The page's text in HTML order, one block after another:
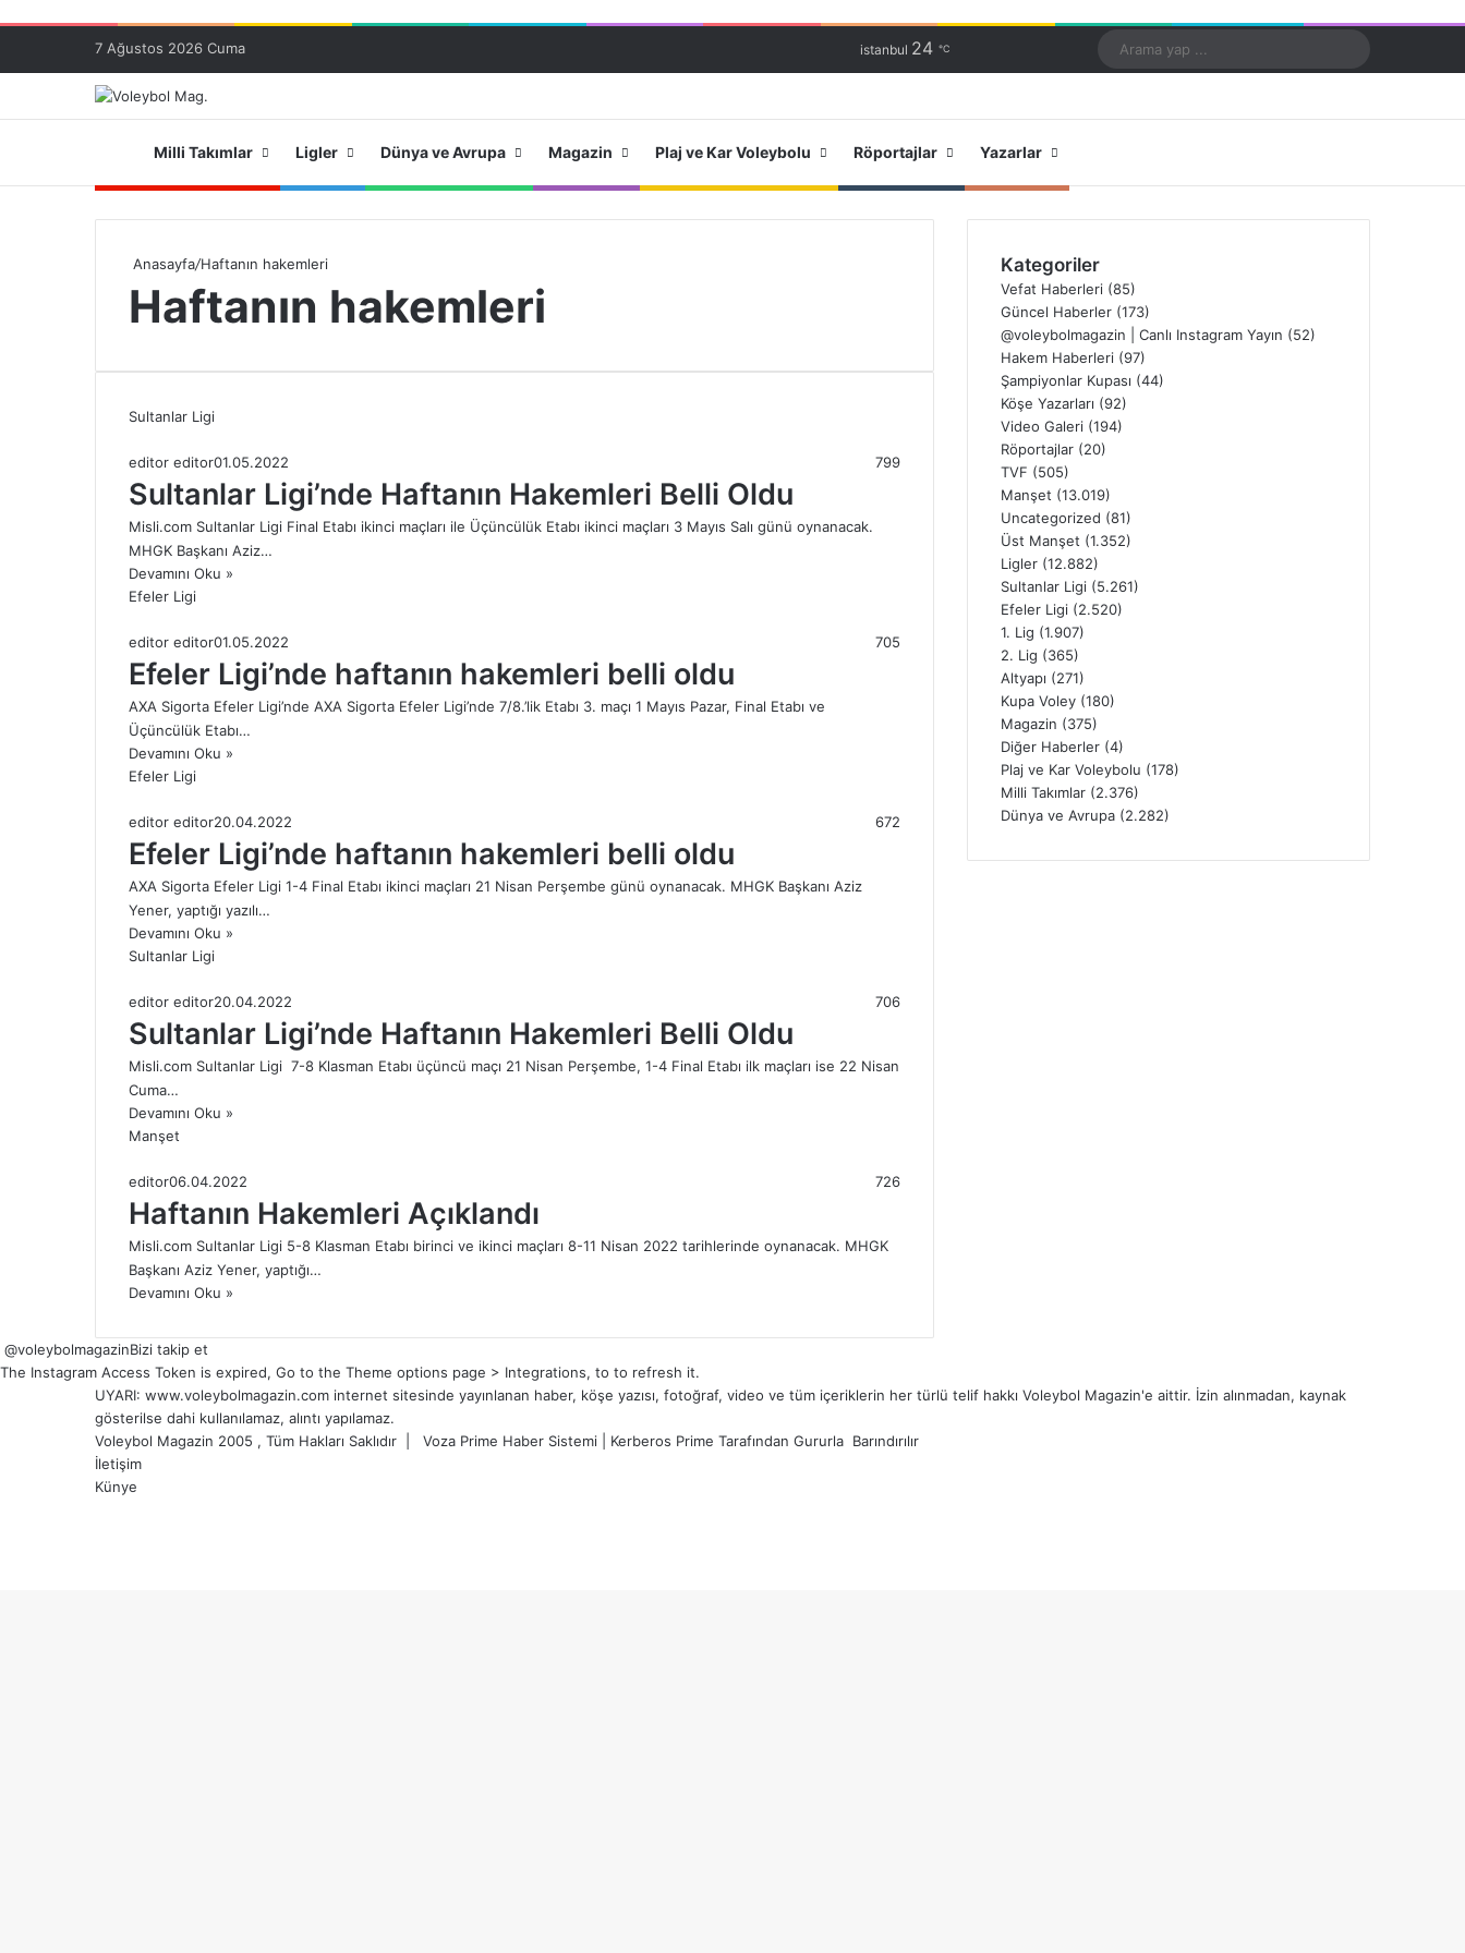
7 Ağustos 2026 Cuma istanbul 24 ℃ Rastgele Makale
Kenar Bölmesi
Dış görünümü değiştir
...
Ana Sayfa
Milli Takımlar Ligler Dünya ve Avrupa Magazin Plaj ve Kar Voleybolu Röportajlar Yazarlar
Anasayfa/Haftanın hakemleri
Haftanın hakemleri
Sultanlar Ligi
editor editor01.05.2022 799
Sultanlar Ligi’nde Haftanın Hakemleri Belli Oldu
Misli.com Sultanlar Ligi Final Etabı ikinci maçları ile Üçüncülük Etabı ikinci maçları 3 Mayıs Salı günü oynanacak.
MHGK Başkanı Aziz…
Devamını Oku »
Efeler Ligi
editor editor01.05.2022 705
Efeler Ligi’nde haftanın hakemleri belli oldu
AXA Sigorta Efeler Ligi’nde AXA Sigorta Efeler Ligi’nde 7/8.’lik Etabı 3. maçı 1 Mayıs Pazar, Final Etabı ve
Üçüncülük Etabı…
Devamını Oku »
Efeler Ligi
editor editor20.04.2022 672
Efeler Ligi’nde haftanın hakemleri belli oldu
AXA Sigorta Efeler Ligi 1-4 Final Etabı ikinci maçları 21 Nisan Perşembe günü oynanacak. MHGK Başkanı Aziz
Yener, yaptığı yazılı…
Devamını Oku »
Sultanlar Ligi
editor editor20.04.2022 706
Sultanlar Ligi’nde Haftanın Hakemleri Belli Oldu
Misli.com Sultanlar Ligi 7-8 Klasman Etabı üçüncü maçı 21 Nisan Perşembe, 1-4 Final Etabı ilk maçları ise 22 Nisan
Cuma…
Devamını Oku »
Manşet
editor06.04.2022 726
Haftanın Hakemleri Açıklandı
Misli.com Sultanlar Ligi 5-8 Klasman Etabı birinci ve ikinci maçları 8-11 Nisan 2022 tarihlerinde oynanacak. MHGK
Başkanı Aziz Yener, yaptığı…
Devamını Oku »
Kategoriler
Vefat Haberleri (85)
Güncel Haberler (173)
@voleybolmagazin | Canlı Instagram Yayın (52)
Hakem Haberleri (97)
Şampiyonlar Kupası (44)
Köşe Yazarları (92)
Video Galeri (194)
Röportajlar (20)
TVF (505)
Manşet (13.019)
Uncategorized (81)
Üst Manşet (1.352)
Ligler (12.882)
Sultanlar Ligi (5.261)
Efeler Ligi (2.520)
1. Lig (1.907)
2. Lig (365)
Altyapı (271)
Kupa Voley (180)
Magazin (375)
Diğer Haberler (4)
Plaj ve Kar Voleybolu (178)
Milli Takımlar (2.376)
Dünya ve Avrupa (2.282)
@voleybolmagazinBizi takip et
The Instagram Access Token is expired, Go to the Theme options page > Integrations, to to refresh it.
UYARI: www.voleybolmagazin.com internet sitesinde yayınlanan haber, köşe yazısı, fotoğraf, video ve tüm içeriklerin her türlü telif hakkı Voleybol Magazin'e aittir. İzin alınmadan, kaynak
gösterilse dahi kullanılamaz, alıntı yapılamaz.
Voleybol Magazin 2005 , Tüm Hakları Saklıdır | Voza Prime Haber Sistemi Kerberos Prime Tarafından Gururla Barındırılır
İletişim
Künye